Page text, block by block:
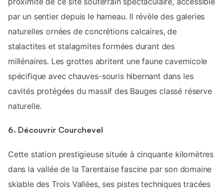
par un sentier depuis le hameau. Il révèle des galeries
naturelles ornées de concrétions calcaires, de
stalactites et stalagmites formées durant des
millénaires. Les grottes abritent une faune cavernicole
spécifique avec chauves-souris hibernant dans les
cavités protégées du massif des Bauges classé réserve
naturelle.
6. Découvrir Courchevel
Cette station prestigieuse située à cinquante kilomètres
dans la vallée de la Tarentaise fascine par son domaine
skiable des Trois Vallées, ses pistes techniques tracées